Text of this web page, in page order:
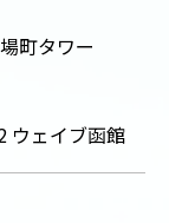
町タワー
ウェイブ函館